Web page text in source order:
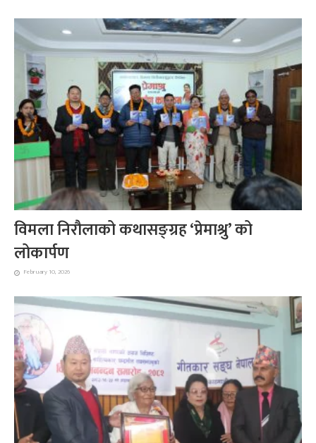
विमला निरौलाको कथासङ्ग्रह ‘प्रेमाश्रु’ को
लोकार्पण
February 10, 2026